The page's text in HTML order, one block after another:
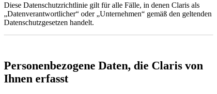
Diese Datenschutzrichtlinie gilt für alle Fälle, in denen Claris als
„Datenverantwortlicher“ oder „Unternehmen“ gemäß den geltenden
Datenschutzgesetzen handelt.
Personenbezogene Daten, die Claris von
Ihnen erfasst